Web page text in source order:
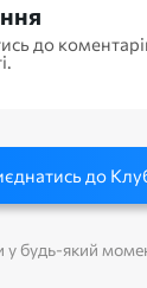
до
до
у будь-який